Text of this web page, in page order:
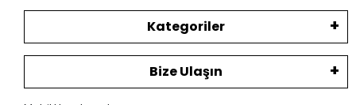
Kategoriler
Bize Ulaşın